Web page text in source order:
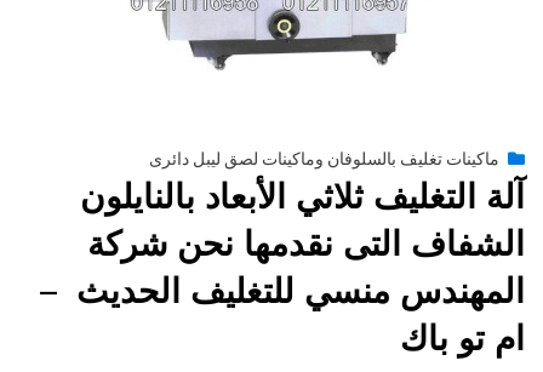
byengmansyPosted
on
يناير 22, 2015
ماكينات تغليف بالسلوفان وماكينات لصق ليبل دائرى
آلة التغليف ثلاثي الأبعاد بالنايلون
الشفاف التى نقدمها نحن شركة
المهندس منسي للتغليف الحديث –
ام تو باك